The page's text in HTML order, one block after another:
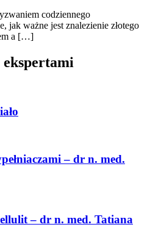
codziennego
jak ważne jest znalezienie złotego
a […]
– dr n. med.
– dr n. med. Tatiana